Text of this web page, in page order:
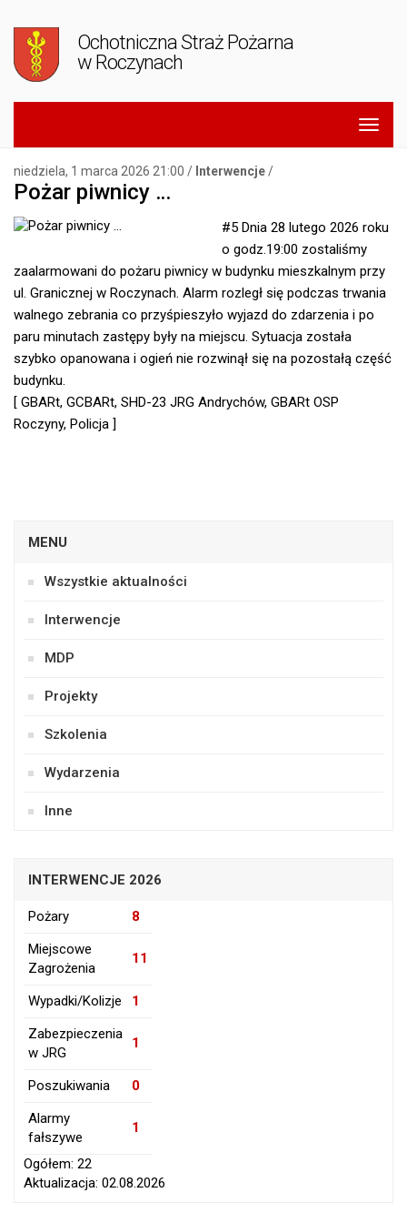
Ochotniczna Straż Pożarna
w Roczynach
niedziela, 1 marca 2026 21:00 / Interwencje/
Pożar piwnicy …
#5 Dnia 28 lutego 2026 roku
o godz.19:00 zostaliśmy
zaalarmowani do pożaru piwnicy w budynku mieszkalnym przy
ul. Granicznej w Roczynach. Alarm rozległ się podczas trwania
walnego zebrania co przyśpieszyło wyjazd do zdarzenia i po
paru minutach zastępy były na miejscu. Sytuacja została
szybko opanowana i ogień nie rozwinął się na pozostałą część
budynku.
[ GBARt, GCBARt, SHD-23 JRG Andrychów, GBARt OSP
Roczyny, Policja ]
MENU
Wszystkie aktualności
Interwencje
MDP
Projekty
Szkolenia
Wydarzenia
Inne
INTERWENCJE 2026
Pożary
8
Miejscowe
Zagrożenia
11
Wypadki/Kolizje
1
Zabezpieczenia
w JRG
1
Poszukiwania
0
Alarmy
fałszywe
1
Ogółem: 22
Aktualizacja: 02.08.2026